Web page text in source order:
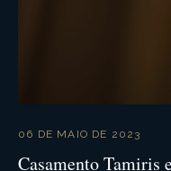
06 DE MAIO DE 2023
Casamento Tamiris